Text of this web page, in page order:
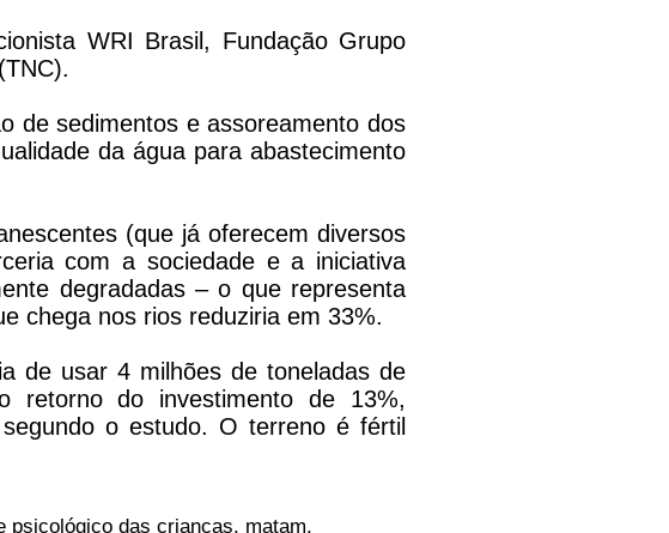
WRI Brasil, Fundação Grupo
de sedimentos e assoreamento dos
da água para abastecimento
(que já oferecem diversos
com a sociedade e a iniciativa
degradadas – o que representa
chega nos rios reduziria em 33%.
de usar 4 milhões de toneladas de
retorno do investimento de 13%,
o estudo. O terreno é fértil
psicológico das crianças, matam,